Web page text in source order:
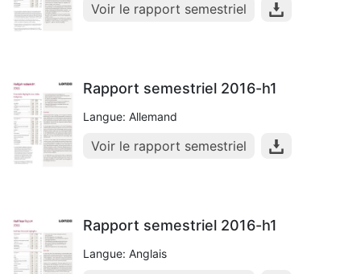
Voir le rapport semestriel
Rapport semestriel 2016-h1
Langue: Allemand
Voir le rapport semestriel
Rapport semestriel 2016-h1
Langue: Anglais